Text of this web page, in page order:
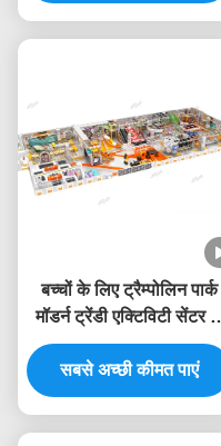
बच्चों के लिए ट्रैम्पोलिन पार्क
मॉडर्न ट्रेंडी एक्टिविटी सेंटर के
साथ 800 वर्ग मीटर का इनडोर
खेल का मैदान
सबसे अच्छी कीमत पाएं